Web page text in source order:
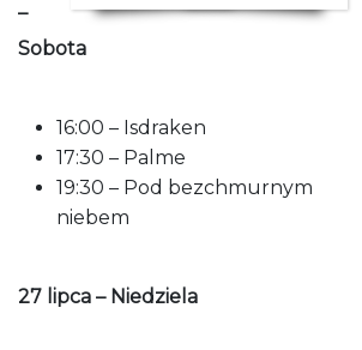
–
Sobota
16:00 – Isdraken
17:30 – Palme
19:30 – Pod bezchmurnym
niebem
27 lipca – Niedziela